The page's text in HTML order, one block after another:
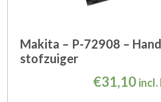
Makita – P-72908 –
stofzuiger
€31,10